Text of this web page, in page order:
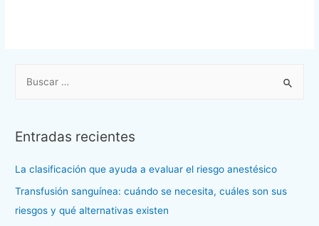
c
r
p
o
Entradas recientes
La clasificación que ayuda a evaluar el riesgo anestésico
Transfusión sanguínea: cuándo se necesita, cuáles son sus
riesgos y qué alternativas existen